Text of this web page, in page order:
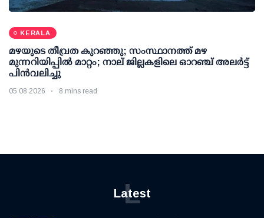
KERALA
മഴയുടെ തീവ്രത കുറഞ്ഞു; സംസ്ഥാനത്ത് മഴ
മുന്നറിയിപ്പിൽ മാറ്റം; നാല് ജില്ലകളിലെ ഓറഞ്ച് അലർട്ട്
പിൻവലിച്ചു
05 08 2026 8 mins read
Latest
L